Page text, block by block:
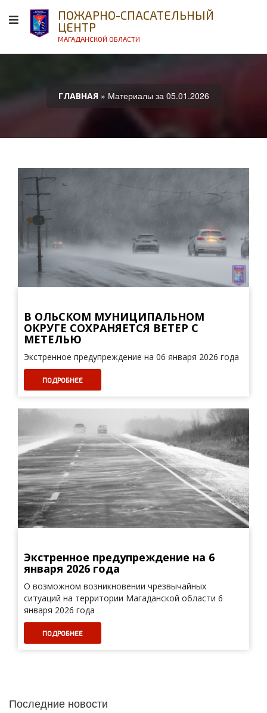
ПОЖАРНО-СПАСАТЕЛЬНЫЙ
ЦЕНТР
МАГАДАНСКОЙ ОБЛАСТИ
ГЛАВНАЯ » Материалы за 05.01.2026
В ОЛЬСКОМ МУНИЦИПАЛЬНОМ
ОКРУГЕ СОХРАНЯЕТСЯ ВЕТЕР С
МЕТЕЛЬЮ
Экстренное предупреждение на 06 января 2026 года
ПОДРОБНЕЕ
Экстренное предупреждение на 6
января 2026 года
О возможном возникновении чрезвычайных
ситуаций на территории Магаданской области 6
января 2026 года
ПОДРОБНЕЕ
Последние новости